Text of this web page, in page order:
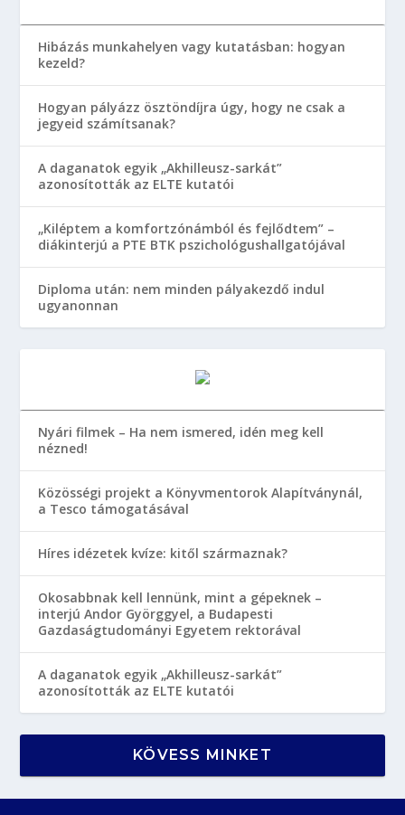
Hibázás munkahelyen vagy kutatásban: hogyan
kezeld?
Hogyan pályázz ösztöndíjra úgy, hogy ne csak a
jegyeid számítsanak?
A daganatok egyik „Akhilleusz-sarkát”
azonosították az ELTE kutatói
„Kiléptem a komfortzónámból és fejlődtem” –
diákinterjú a PTE BTK pszichológushallgatójával
Diploma után: nem minden pályakezdő indul
ugyanonnan
Nyári filmek – Ha nem ismered, idén meg kell
nézned!
Közösségi projekt a Könyvmentorok Alapítványnál,
a Tesco támogatásával
Híres idézetek kvíze: kitől származnak?
Okosabbnak kell lennünk, mint a gépeknek –
interjú Andor Györggyel, a Budapesti
Gazdaságtudományi Egyetem rektorával
A daganatok egyik „Akhilleusz-sarkát”
azonosították az ELTE kutatói
KÖVESS MINKET